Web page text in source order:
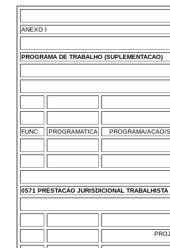
ANEXO I
PROGRAMA DE TRABALHO (SUPLEMENTACAO)
FUNC. PROGRAMATICA PROGRAMA/ACAO/
0571 PRESTACAO JURISDICIONAL TRABALHISTA